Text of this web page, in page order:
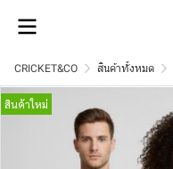
CRICKET&CO สินค้าทั้งหมด
สินค้าใหม่